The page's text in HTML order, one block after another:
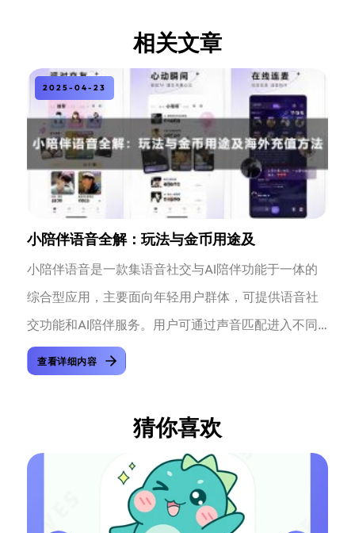
相关文章
2025-04-23
小陪伴语音全解：玩法与金币用途及
小陪伴语音是一款集语音社交与AI陪伴功能于一体的
综合型应用，主要面向年轻用户群体，可提供语音社
交功能和AI陪伴服务。用户可通过声音匹配进入不同
主题的语音房间，与陌生人连...
查看详细内容
猜你喜欢